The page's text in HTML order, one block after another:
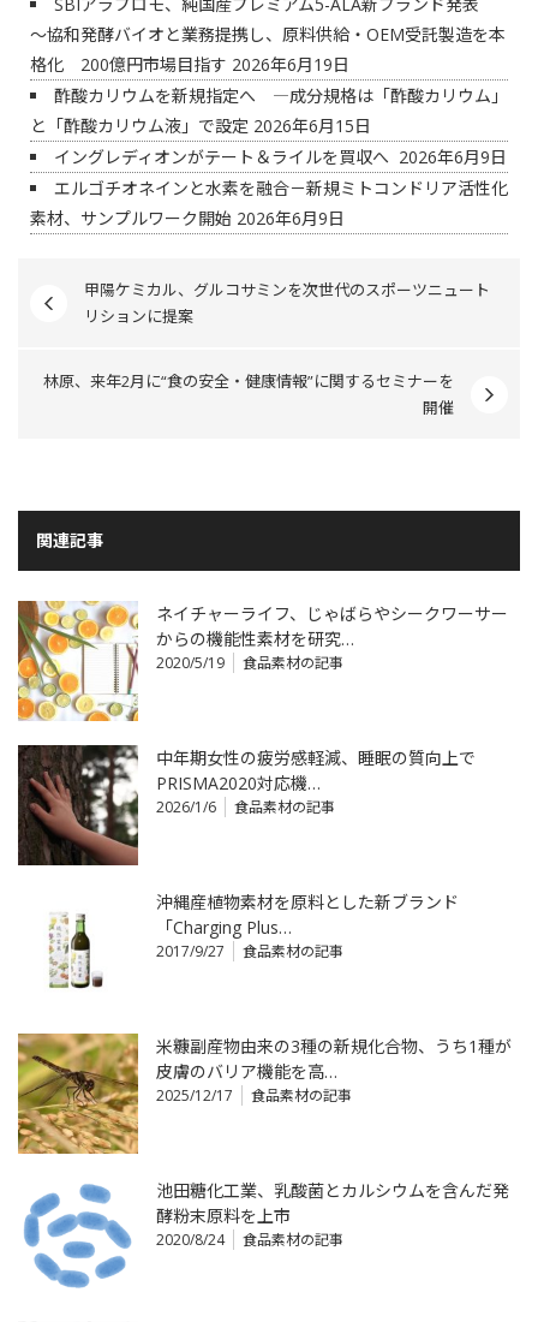
～協和発酵バイオと業務提携し、原料供給・OEM受託製造を本
格化 200億円市場目指す 2026年6月19日
酢酸カリウムを新規指定へ ―成分規格は「酢酸カリウム」
と「酢酸カリウム液」で設定 2026年6月15日
イングレディオンがテート＆ライルを買収へ 2026年6月9日
エルゴチオネインと水素を融合－新規ミトコンドリア活性化
素材、サンプルワーク開始 2026年6月9日
甲陽ケミカル、グルコサミンを次世代のスポーツニュート
リションに提案
林原、来年2月に“食の安全・健康情報”に関するセミナーを
開催
関連記事
ネイチャーライフ、じゃばらやシークワーサー
からの機能性素材を研究…
2020/5/19 食品素材の記事
中年期女性の疲労感軽減、睡眠の質向上で
PRISMA2020対応機…
2026/1/6 食品素材の記事
沖縄産植物素材を原料とした新ブランド
「Charging Plus…
2017/9/27 食品素材の記事
米糠副産物由来の3種の新規化合物、うち1種が
皮膚のバリア機能を高…
2025/12/17 食品素材の記事
池田糖化工業、乳酸菌とカルシウムを含んだ発
酵粉末原料を上市
2020/8/24 食品素材の記事